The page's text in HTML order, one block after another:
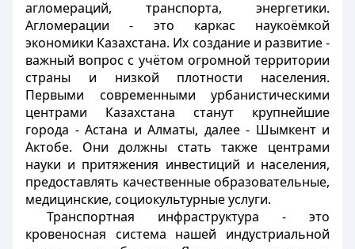
агломераций, транспорта, энергетики.
Агломерации - это каркас наукоёмкой
экономики Казахстана. Их создание и развитие -
важный вопрос с учётом огромной территории
страны и низкой плотности населения.
Первыми современными урбанистическими
центрами Казахстана станут крупнейшие
города - Астана и Алматы, далее - Шымкент и
Актобе. Они должны стать также центрами
науки и притяжения инвестиций и населения,
предоставлять качественные образовательные,
медицинские, социокультурные услуги.
Транспортная инфраструктура - это
кровеносная система нашей индустриальной